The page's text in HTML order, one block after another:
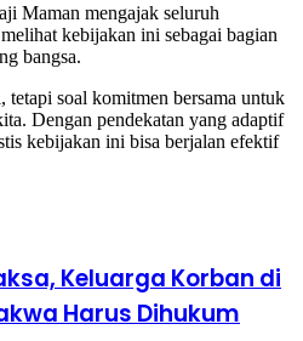
Maman mengajak seluruh
kebijakan ini sebagai bagian
bangsa.
tetapi soal komitmen bersama untuk
Dengan pendekatan yang adaptif
kebijakan ini bisa berjalan efektif
Keluarga Korban di
Harus Dihukum